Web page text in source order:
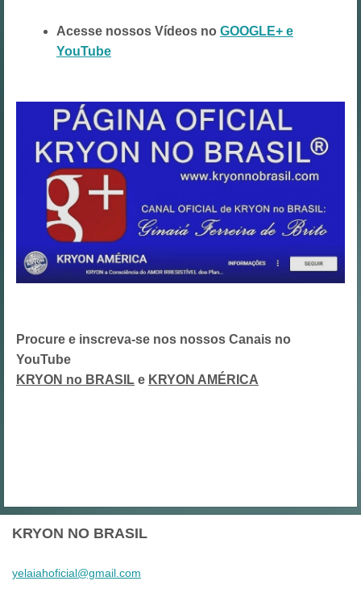
Acesse nossos Vídeos no GOOGLE+ e
YouTube
Procure e inscreva-se nos nossos Canais no
YouTube
KRYON no BRASIL e KRYON AMÉRICA
KRYON NO BRASIL
yelaiahoficial@gmail.com